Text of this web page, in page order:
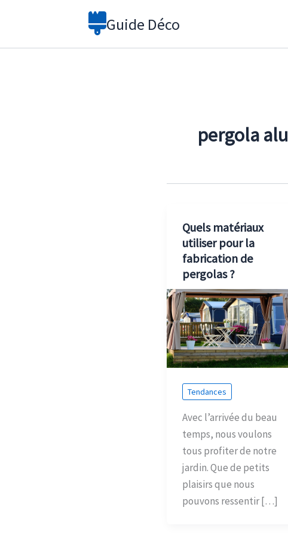
Guide Déco
pergola alu
Quels matériaux
utiliser pour la
fabrication de
pergolas ?
Tendances
Avec l’arrivée du beau
temps, nous voulons
tous profiter de notre
jardin. Que de petits
plaisirs que nous
pouvons ressentir […]